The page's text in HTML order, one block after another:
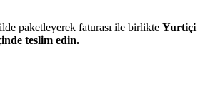
paketleyerek faturası ile birlikte Yurtiçi
teslim edin.